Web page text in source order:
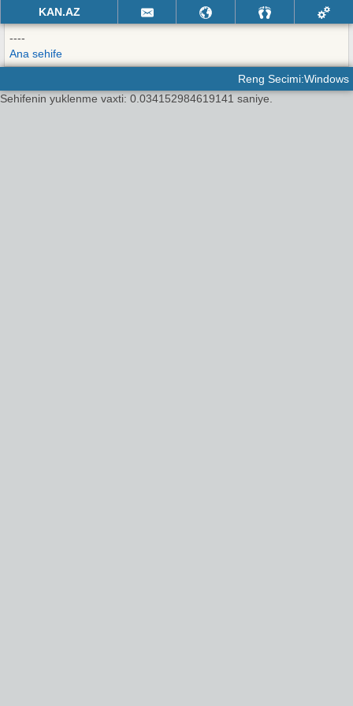
KAN.AZ
----
Ana sehife
Reng Secimi:Windows
Sehifenin yuklenme vaxti: 0.034152984619141 saniye.